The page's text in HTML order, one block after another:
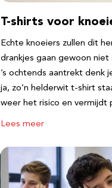
T-shirts voor
Echte knoeiers zullen dit
drankjes gaan gewoon
’s ochtends aantrekt denk
ja, zo’n helderwit t-shirt
weer het risico en vermijdt
Lees meer